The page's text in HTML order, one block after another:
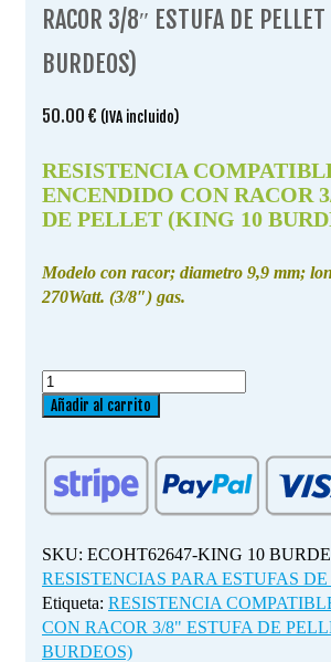
RACOR 3/8″ ESTUFA DE
BURDEOS)
50.00 € (IVA incluido)
RESISTENCIA
ENCENDIDO CON RACOR
DE PELLET (KING 10
Modelo con racor; diametro 9,9 mm;
270Watt. (3/8″) gas.
RESISTENCIA
COMPATIBLE
CON
RACOR
3/8"
DE
PELLET
(KING
10
BURDEOS)
Añadir al carrito
SKU: ECOHT62647-KING 10
RESISTENCIAS PARA ESTUFAS
Etiqueta: RESISTENCIA
CON RACOR 3/8" ESTUFA DE
BURDEOS)